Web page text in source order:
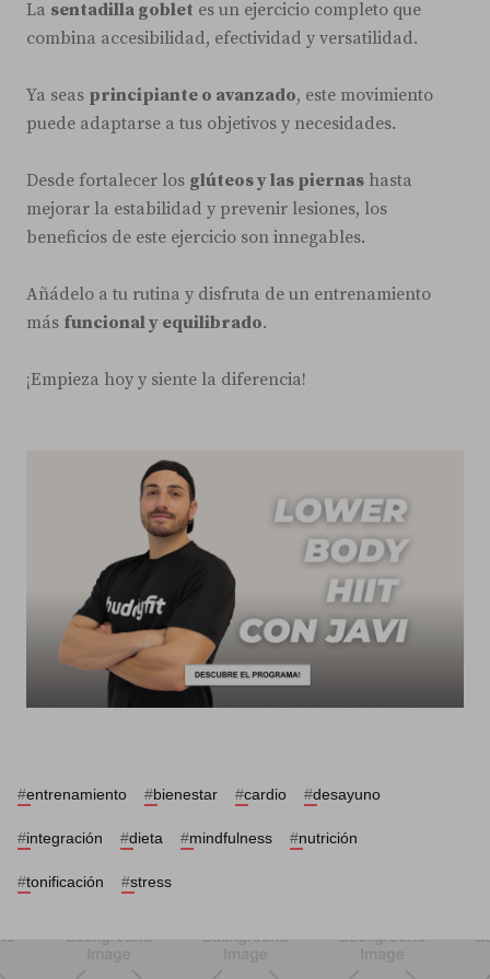
La sentadilla goblet es un ejercicio completo que
combina accesibilidad, efectividad y versatilidad.
Ya seas principiante o avanzado, este movimiento
puede adaptarse a tus objetivos y necesidades.
Desde fortalecer los glúteos y las piernas hasta
mejorar la estabilidad y prevenir lesiones, los
beneficios de este ejercicio son innegables.
Añádelo a tu rutina y disfruta de un entrenamiento
más funcional y equilibrado.
¡Empieza hoy y siente la diferencia!
#entrenamiento #bienestar #cardio #desayuno
#integración #dieta #mindfulness #nutrición
#tonificación #stress